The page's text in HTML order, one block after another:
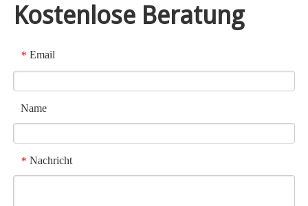
Kostenlose Beratung
* Email
Name
* Nachricht